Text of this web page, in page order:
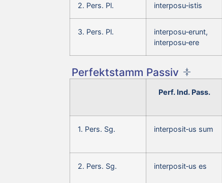
2. Pers. Pl. interposu‑istis
3. Pers. Pl.
interposu‑erunt,
interposu‑ere
Perfektstamm Passiv
Perf. Ind. Pass.
1. Pers. Sg. interposit‑us sum
2. Pers. Sg. interposit‑us es